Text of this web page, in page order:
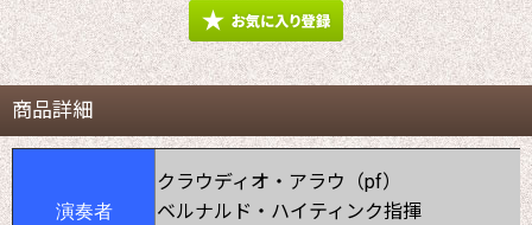
商品詳細
演奏者
クラウディオ・アラウ（pf）
ベルナルド・ハイティンク指揮